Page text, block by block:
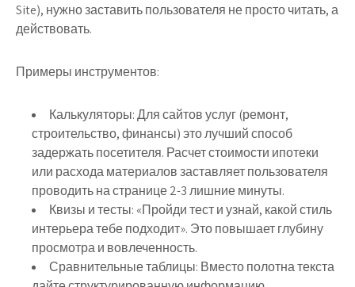
Site), нужно заставить пользователя не просто читать, а
действовать.
Примеры инструментов:
Калькуляторы:Для сайтов услуг (ремонт,
строительство, финансы) это лучший способ
задержать посетителя. Расчет стоимости ипотеки
или расхода материалов заставляет пользователя
проводить на странице 2-3 лишние минуты.
Квизы и тесты: «Пройди тест и узнай, какой стиль
интерьера тебе подходит». Это повышает глубину
просмотра и вовлеченность.
Сравнительные таблицы: Вместо полотна текста